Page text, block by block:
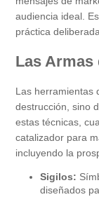
audiencia ideal.
práctica deliberada.
Las Armas
Las herramientas
destrucción, sino
estas técnicas,
catalizador para
incluyendo la
Sigilos:
diseñados